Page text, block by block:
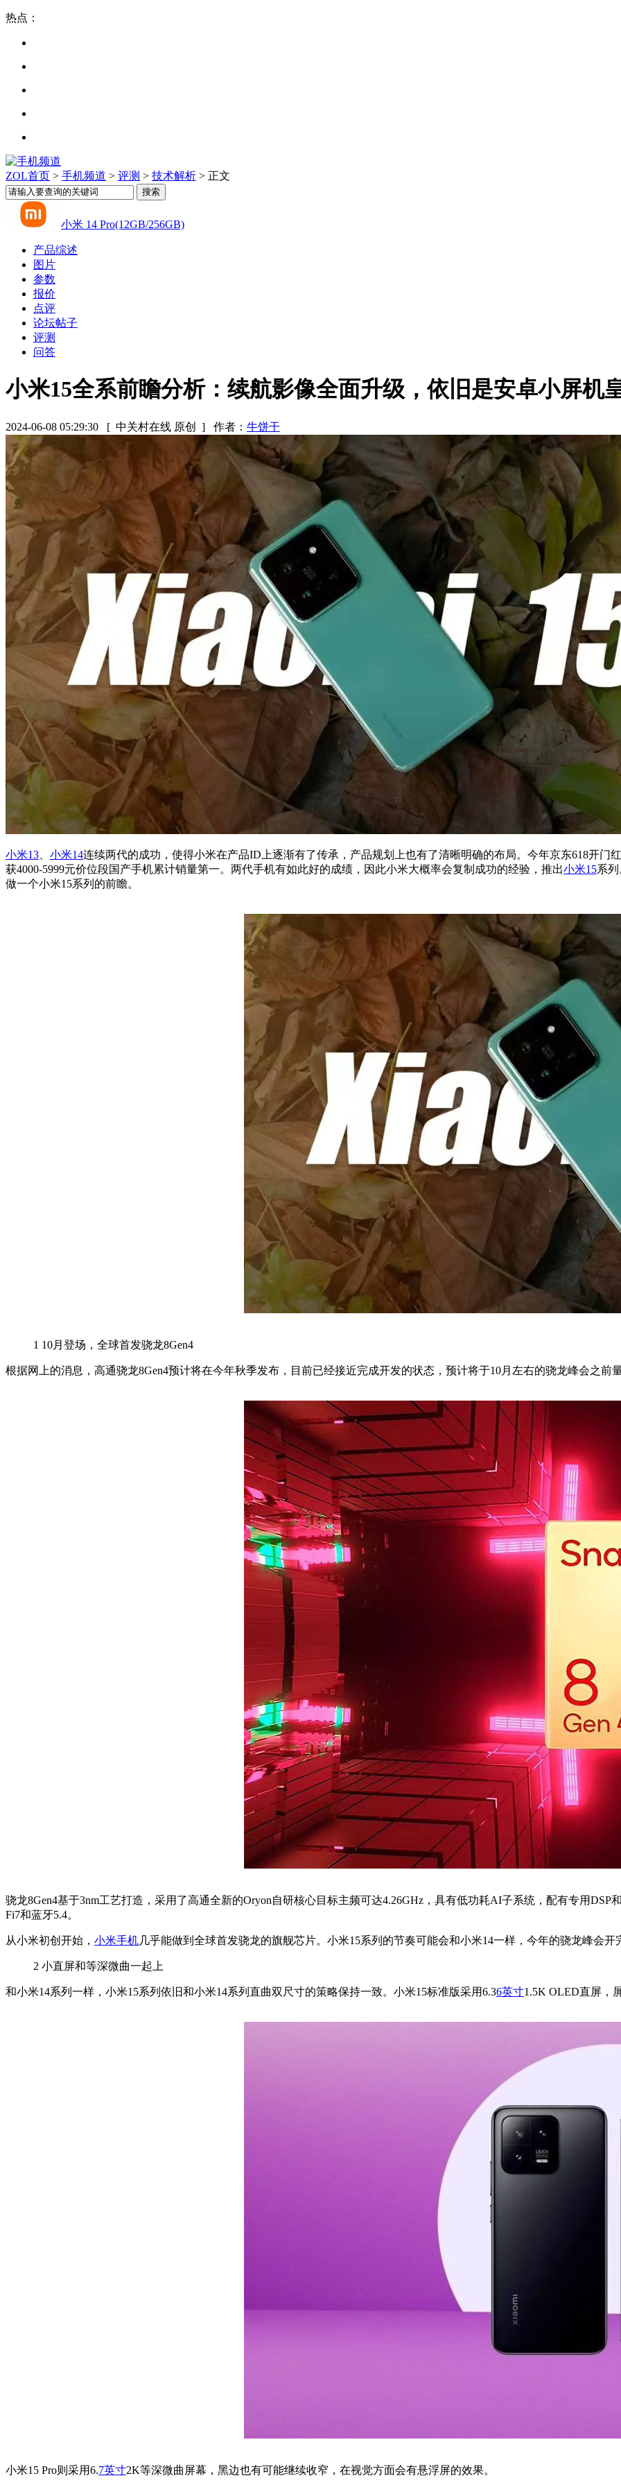
热点：
ZOL首页 > 手机频道 > 评测 > 技术解析 > 正文
小米 14 Pro(12GB/256GB)
产品综述
图片
参数
报价
点评
论坛帖子
评测
问答
小米15全系前瞻分析：续航影像全面升级，依旧是安卓小屏机
2024-06-08 05:29:30 [ 中关村在线 原创 ] 作者： 牛饼干
小米13 小米14连续两代的成功，使得小米在产品ID上逐渐有了传承，产品规划上也有了清晰明确的布局。今年京东618开门
获4000-5999元价位段国产手机累计销量第一。两代手机有如此好的成绩，因此小米大概率会复制成功的经验，推出小米15系
做一个小米15系列的前瞻。
1 10月登场，全球首发骁龙8Gen4
根据网上的消息，高通骁龙8Gen4预计将在今年秋季发布，目前已经接近完成开发的状态，预计将于10月左右的骁龙峰会之前
骁龙8Gen4基于3nm工艺打造，采用了高通全新的Oryon自研核心目标主频可达4.26GHz，具有低功耗AI子系统，配有专用DSP
Fi7和蓝牙5.4。
从小米初创开始， 小米手机几乎能做到全球首发骁龙的旗舰芯片。小米15系列的节奏可能会和小米14一样，今年的骁龙峰会开
2 小直屏和等深微曲一起上
和小米14系列一样，小米15系列依旧和小米14系列直曲双尺寸的策略保持一致。小米15标准版采用6.36英寸1.5K OLED直屏，
小米15 Pro则采用6.7英寸2K等深微曲屏幕，黑边也有可能继续收窄，在视觉方面会有悬浮屏的效果。